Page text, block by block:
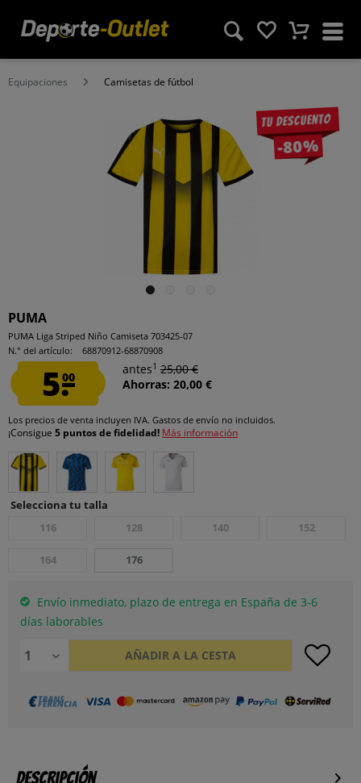
Equipaciones Camisetas de fútbol
Tu descuento
-80%
PUMA
PUMA Liga Striped Niño Camiseta 703425-07
N.° del artículo:
68870912-68870908
5.00
antes1 25,00 €
Ahorras: 20,00 €
Los precios de venta incluyen IVA. Gastos de envío no incluidos.
¡Consigue 5 puntos de fidelidad! Más información
Selecciona tu talla
116
128 140 152
164 176
Envío inmediato, plazo de entrega en España de 3-6
días laborables
AÑADIR A LA CESTA
Descripción